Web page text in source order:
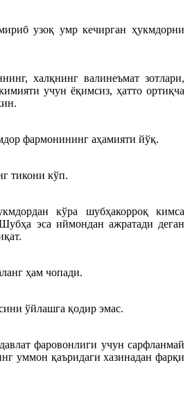
узоқ умр кечирган ҳукмдорни
халқнинг валинеъмат зотлари,
учун ёқимсиз, ҳатто ортиқча
фармонининг аҳамияти йўқ.
тикони кўп.
кўра шубҳакорроқ кимса
эса иймондан ажратади деган
ҳам чопади.
ўйлашга қодир эмас.
фаровонлиги учун сарфланмай
уммон қаъридаги хазинадан фарқи